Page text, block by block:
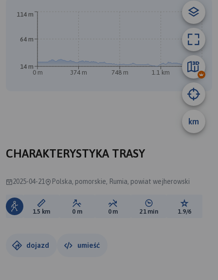
km
0 m 374 m 748 m 1.1 km 1.4 km
14 m
64 m
114 m
CHARAKTERYSTYKA TRASY
2025-04-21 Polska, pomorskie, Rumia, powiat wejherowski
Długość trasy:
1.5 km Suma przewyższeń:
0 m Suma spadków:
0 m Średni czas potrzebny
21 min Ocena
1.9/6
dojazd umieść